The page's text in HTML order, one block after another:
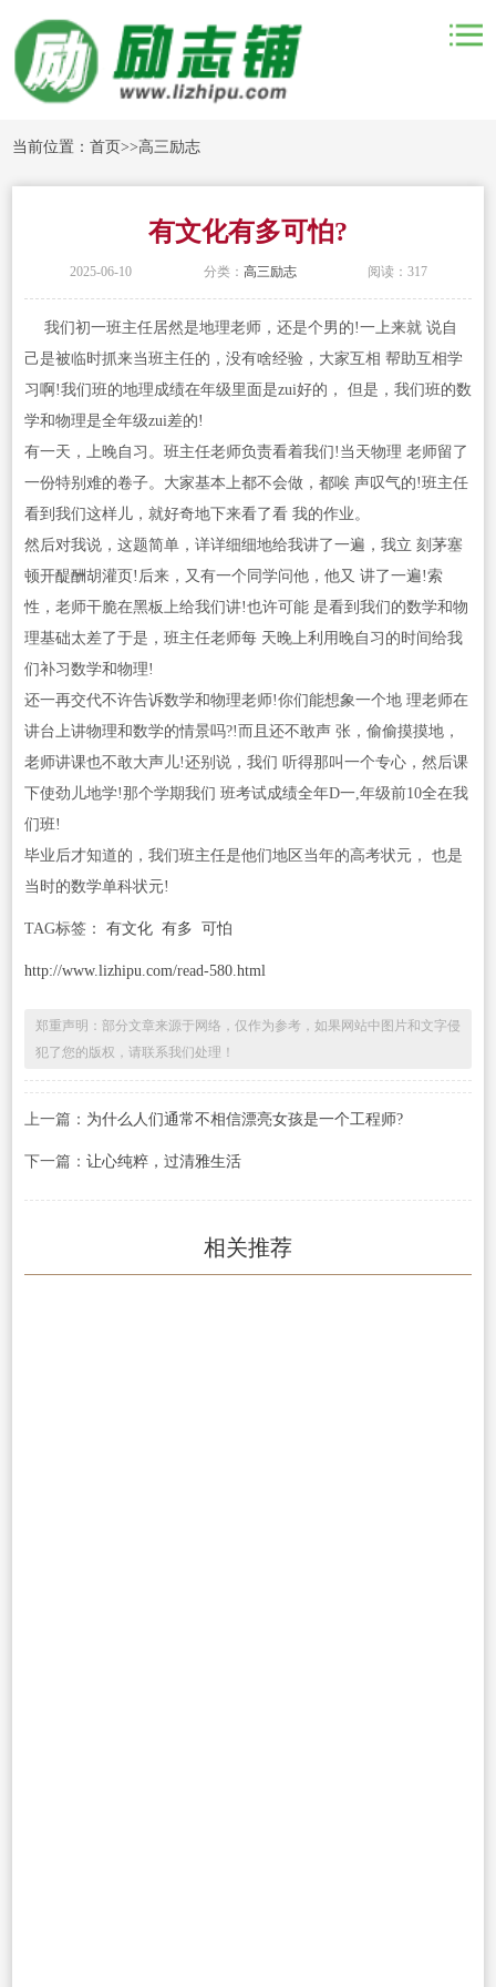
当前位置：首页>>高三励志
有文化有多可怕?
2025-06-10 分类： 高三励志 阅读：317
我们初一班主任居然是地理老师，还是个男的!一上来就 说自
己是被临时抓来当班主任的，没有啥经验，大家互相 帮助互相学
习啊!我们班的地理成绩在年级里面是zui好的， 但是，我们班的数
学和物理是全年级zui差的!
有一天，上晚自习。班主任老师负责看着我们!当天物理 老师留了
一份特别难的卷子。大家基本上都不会做，都唉 声叹气的!班主任
看到我们这样儿，就好奇地下来看了看 我的作业。
然后对我说，这题简单，详详细细地给我讲了一遍，我立 刻茅塞
顿开醍酬胡灌页!后来，又有一个同学问他，他又 讲了一遍!索
性，老师干脆在黑板上给我们讲!也许可能 是看到我们的数学和物
理基础太差了于是，班主任老师每 天晚上利用晚自习的时间给我
们补习数学和物理!
还一再交代不许告诉数学和物理老师!你们能想象一个地 理老师在
讲台上讲物理和数学的情景吗?!而且还不敢声 张，偷偷摸摸地，
老师讲课也不敢大声儿!还别说，我们 听得那叫一个专心，然后课
下使劲儿地学!那个学期我们 班考试成绩全年D一,年级前10全在我
们班!
毕业后才知道的，我们班主任是他们地区当年的高考状元， 也是
当时的数学单科状元!
TAG标签： 有文化 有多 可怕
http://www.lizhipu.com/read-580.html
郑重声明：部分文章来源于网络，仅作为参考，如果网站中图片和文字侵
犯了您的版权，请联系我们处理！
上一篇： 为什么人们通常不相信漂亮女孩是一个工程师?
下一篇： 让心纯粹，过清雅生活
相关推荐